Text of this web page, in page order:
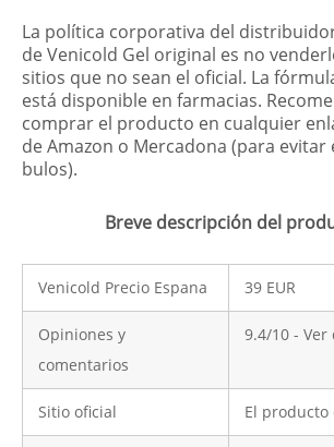
La política corporativa del
de Venicold Gel original es no
sitios que no sean el oficial. La
está disponible en farmacias.
comprar el producto en cualquier
de Amazon o Mercadona (para evitar
bulos).
Breve descripción del
Venicold Precio Espana 39 EUR
Opiniones y
comentarios
9.4/10 - Ver
Sitio oficial El producto